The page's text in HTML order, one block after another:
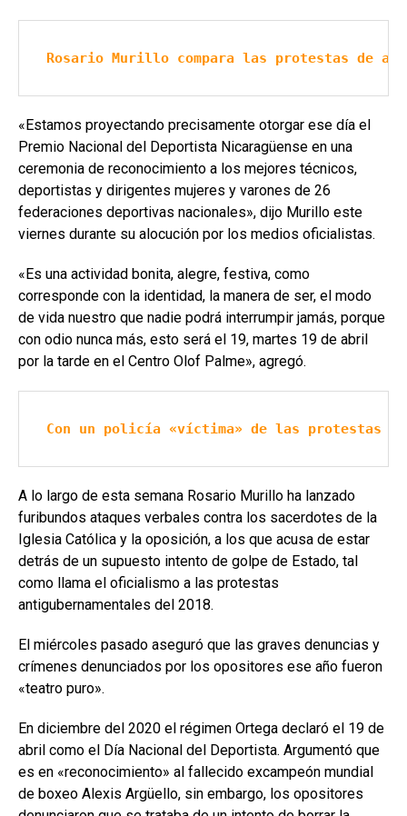
Rosario Murillo compara las protestas de
«Estamos proyectando precisamente otorgar ese día el
Premio Nacional del Deportista Nicaragüense en una
ceremonia de reconocimiento a los mejores técnicos,
deportistas y dirigentes mujeres y varones de 26
federaciones deportivas nacionales», dijo Murillo este
viernes durante su alocución por los medios oficialistas.
«Es una actividad bonita, alegre, festiva, como
corresponde con la identidad, la manera de ser, el modo
de vida nuestro que nadie podrá interrumpir jamás, porque
con odio nunca más, esto será el 19, martes 19 de abril
por la tarde en el Centro Olof Palme», agregó.
Con un policía «víctima» de las protestas de
A lo largo de esta semana Rosario Murillo ha lanzado
furibundos ataques verbales contra los sacerdotes de la
Iglesia Católica y la oposición, a los que acusa de estar
detrás de un supuesto intento de golpe de Estado, tal
como llama el oficialismo a las protestas
antigubernamentales del 2018.
El miércoles pasado aseguró que las graves denuncias y
crímenes denunciados por los opositores ese año fueron
«teatro puro».
En diciembre del 2020 el régimen Ortega declaró el 19 de
abril como el Día Nacional del Deportista. Argumentó que
es en «reconocimiento» al fallecido excampeón mundial
de boxeo Alexis Argüello, sin embargo, los opositores